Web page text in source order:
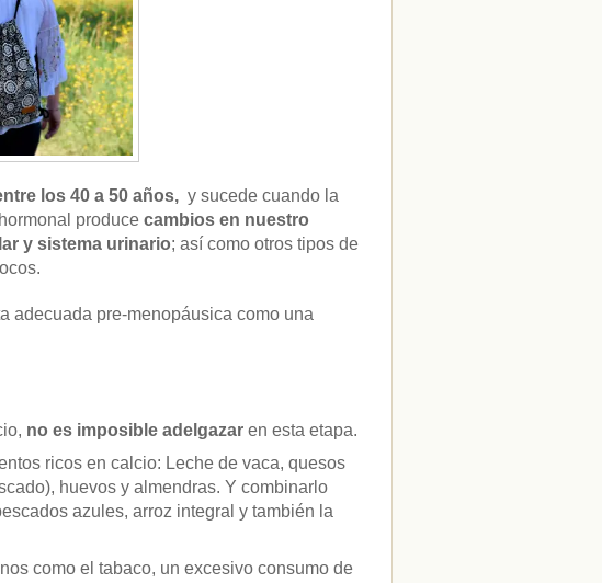
los 40 a 50 años, y sucede cuando la
produce cambios en nuestro
y sistema urinario; así como otros tipos de
adecuada pre-menopáusica como una
no es imposible adelgazar en esta etapa.
ricos en calcio: Leche de vaca, quesos
huevos y almendras. Y combinarlo
azules, arroz integral y también la
como el tabaco, un excesivo consumo de